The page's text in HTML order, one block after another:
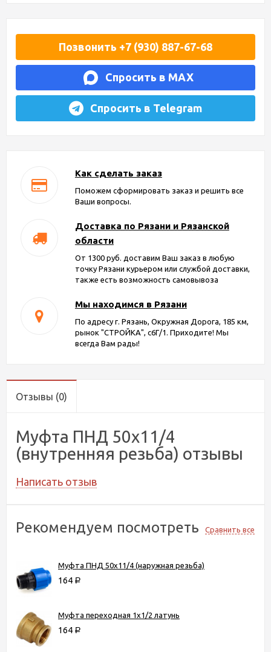
Позвонить +7 (930) 887-67-68
Спросить в MAX
Спросить в Telegram
Как сделать заказ
Поможем сформировать заказ и решить все
Ваши вопросы.
Доставка по Рязани и Рязанской
области
От 1300 руб. доставим Ваш заказ в любую
точку Рязани курьером или службой доставки,
также есть возможность самовывоза
Мы находимся в Рязани
По адресу г. Рязань, Окружная Дорога, 185 км,
рынок "СТРОЙКА", с6Г/1. Приходите! Мы
всегда Вам рады!
Отзывы (0)
Муфта ПНД 50х11/4
(внутренняя резьба) отзывы
Написать отзыв
Рекомендуем посмотреть Сравнить все
Муфта ПНД 50х11/4 (наружная резьба)
164 Р
Муфта переходная 1х1/2 латунь
164 Р